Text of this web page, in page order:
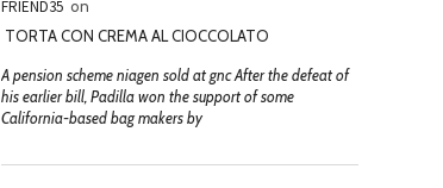
FRIEND35 on
TORTA CON CREMA AL CIOCCOLATO
A pension scheme niagen sold at gnc After the defeat of
his earlier bill, Padilla won the support of some
California-based bag makers by